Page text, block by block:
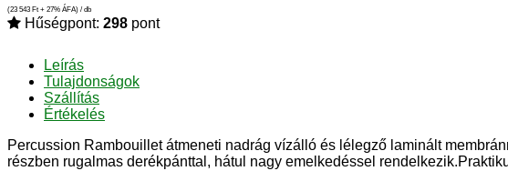
(23 543 Ft + 27% ÁFA) / db
Hűségpont: 298 pont
Leírás
Tulajdonságok
Szállítás
Értékelés
Percussion Rambouillet átmeneti nadrág vízálló és lélegző laminált
részben rugalmas derékpánttal, hátul nagy emelkedéssel